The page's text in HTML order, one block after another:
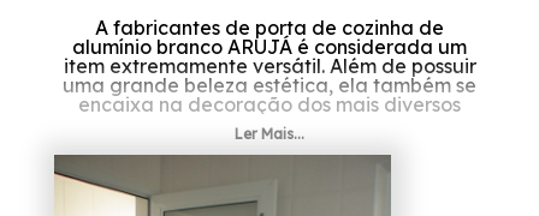
A fabricantes de porta de cozinha de
alumínio branco ARUJÁ é considerada um
item extremamente versátil. Além de possuir
uma grande beleza estética, ela também se
encaixa na decoração dos mais diversos
ambientes.
Saiba mais sobre fabricantes
de porta de cozinha de
Ler Mais...